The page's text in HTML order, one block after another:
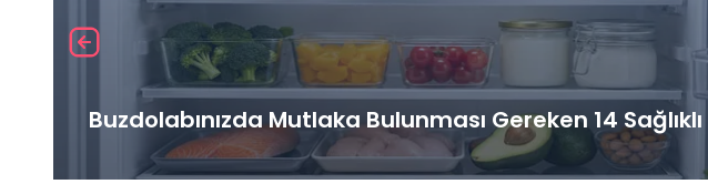
Buzdolabınızda Mutlaka Bulunması Gereken 14